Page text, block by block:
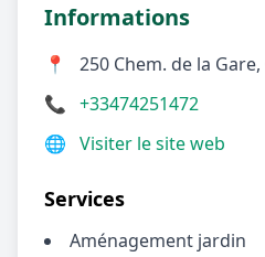
Informations
📍
250 Chem. de la
📞 +33474251472
🌐 Visiter le site web
Services
Aménagement jardin